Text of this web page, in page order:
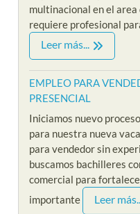
multinacional en el
requiere profesional
Leer más...
EMPLEO PARA
PRESENCIAL
Iniciamos nuevo
para nuestra nueva
para vendedor sin
buscamos bachilleres
comercial para
importante
Leer